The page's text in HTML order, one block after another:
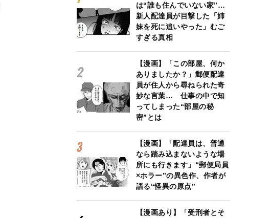
は“誰も住んでいない家”…
新人配達員が目撃した「姉
妹を死に追いやった」むご
すぎる真相
【漫画】「この部屋、何か
ありましたか？」郵便配達
員が住人から尋ねられた奇
妙な言葉… 仕事の中で知
ってしまった“部屋の秘
密”とは
【漫画】「配達員は、普通
なら踏み込まないような場
所にも行きます」“郵便局員
×ホラー”の異色作、作者が
語る“怪異の原点”
【漫画あり】「受刑者とそ